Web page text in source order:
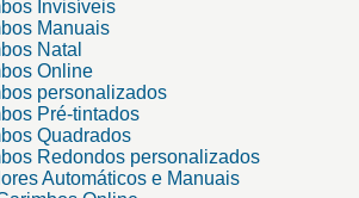
Invisíveis
Manuais
Natal
Online
personalizados
Pré-tintados
Quadrados
Redondos personalizados
Automáticos e Manuais